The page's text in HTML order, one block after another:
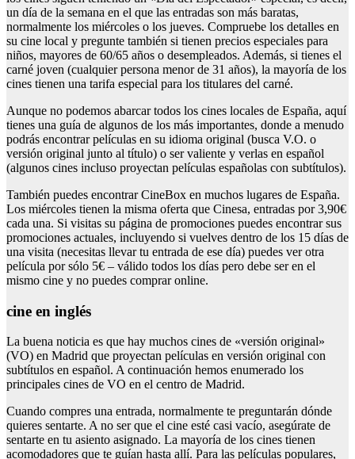
un día de la semana en el que las entradas son más baratas,
normalmente los miércoles o los jueves. Compruebe los detalles en
su cine local y pregunte también si tienen precios especiales para
niños, mayores de 60/65 años o desempleados. Además, si tienes el
carné joven (cualquier persona menor de 31 años), la mayoría de los
cines tienen una tarifa especial para los titulares del carné.
Aunque no podemos abarcar todos los cines locales de España, aquí
tienes una guía de algunos de los más importantes, donde a menudo
podrás encontrar películas en su idioma original (busca V.O. o
versión original junto al título) o ser valiente y verlas en español
(algunos cines incluso proyectan películas españolas con subtítulos).
También puedes encontrar CineBox en muchos lugares de España.
Los miércoles tienen la misma oferta que Cinesa, entradas por 3,90€
cada una. Si visitas su página de promociones puedes encontrar sus
promociones actuales, incluyendo si vuelves dentro de los 15 días de
una visita (necesitas llevar tu entrada de ese día) puedes ver otra
película por sólo 5€ – válido todos los días pero debe ser en el
mismo cine y no puedes comprar online.
cine en inglés
La buena noticia es que hay muchos cines de «versión original»
(VO) en Madrid que proyectan películas en versión original con
subtítulos en español. A continuación hemos enumerado los
principales cines de VO en el centro de Madrid.
Cuando compres una entrada, normalmente te preguntarán dónde
quieres sentarte. A no ser que el cine esté casi vacío, asegúrate de
sentarte en tu asiento asignado. La mayoría de los cines tienen
acomodadores que te guían hasta allí. Para las películas populares,